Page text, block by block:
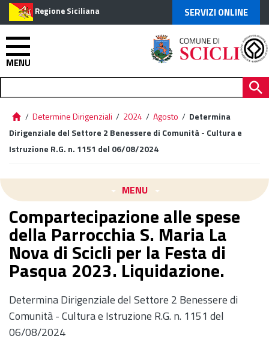
Regione Siciliana SERVIZI ONLINE
MENU
/ Determine Dirigenziali / 2024 / Agosto / Determina
Dirigenziale del Settore 2 Benessere di Comunità - Cultura e
Istruzione R.G. n. 1151 del 06/08/2024
MENU
Compartecipazione alle spese
della Parrocchia S. Maria La
Nova di Scicli per la Festa di
Pasqua 2023. Liquidazione.
Determina Dirigenziale del Settore 2 Benessere di
Comunità - Cultura e Istruzione R.G. n. 1151 del
06/08/2024